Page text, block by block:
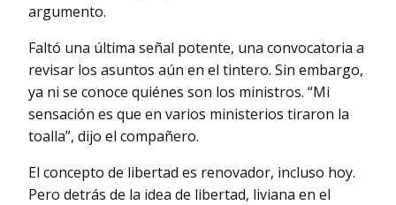
argumento.
Faltó una última señal potente, una convocatoria a
revisar los asuntos aún en el tintero. Sin embargo,
ya ni se conoce quiénes son los ministros. “Mi
sensación es que en varios ministerios tiraron la
toalla”, dijo el compañero.
El concepto de libertad es renovador, incluso hoy.
Pero detrás de la idea de libertad, liviana en el